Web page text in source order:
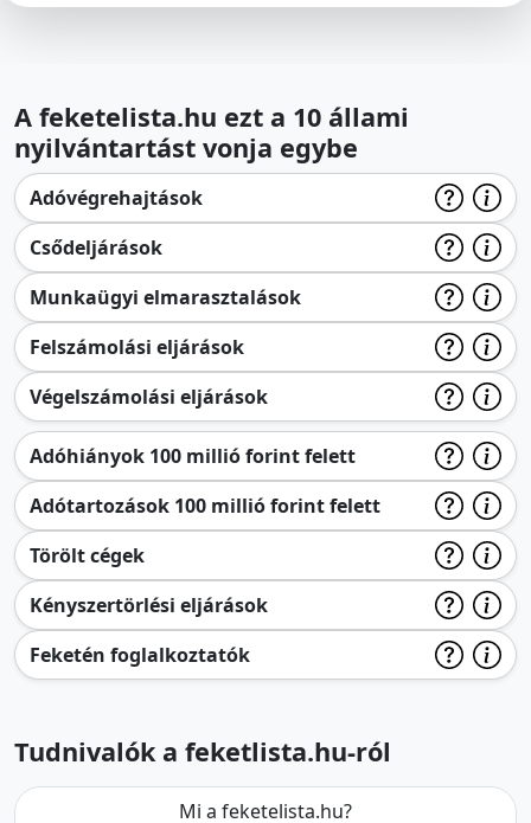
A feketelista.hu ezt a 10 állami
nyilvántartást vonja egybe
Adóvégrehajtások
Csődeljárások
Munkaügyi elmarasztalások
Felszámolási eljárások
Végelszámolási eljárások
Adóhiányok 100 millió forint felett
Adótartozások 100 millió forint felett
Törölt cégek
Kényszertörlési eljárások
Feketén foglalkoztatók
Tudnivalók a feketlista.hu-ról
Mi a feketelista.hu?